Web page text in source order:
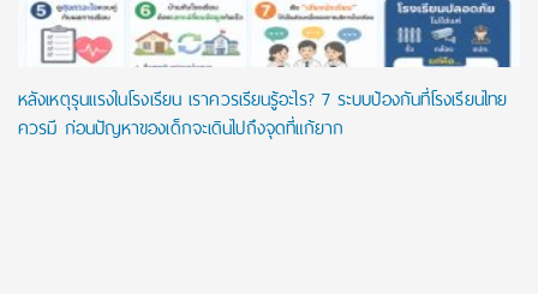
หลังเหตุรุนแรงในโรงเรียน เราควรเรียนรู้อะไร? 7 ระบบป้องกันที่โรงเรียนไทย
ควรมี ก่อนปัญหาของเด็กจะเดินไปถึงจุดที่แก้ยาก